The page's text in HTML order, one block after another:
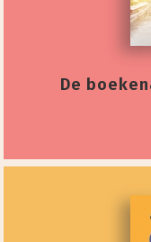
De